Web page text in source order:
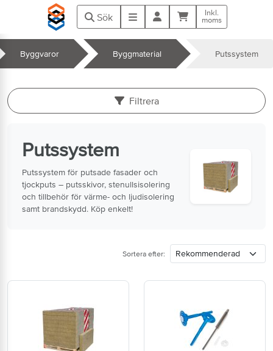
Hoppa till huvudinnehåll
Sök Meny Kundvagn
Inkl.
moms
Byggvaror Byggmaterial Putssystem
Filtrera
Putssystem
Putssystem för putsade fasader och
tjockputs – putsskivor, stenullsisolering
och tillbehör för värme- och ljudisolering
samt brandskydd. Köp enkelt!
Sortera efter: